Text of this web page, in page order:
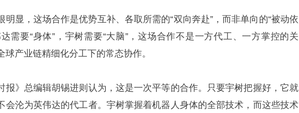
明显，这场合作是优势互补、各取所需的“双向奔赴”，而非单向的“被动依
达需要“身体”，宇树需要“大脑”，这场合作不是一方代工、一方掌控的关
球产业链精细化分工下的常态协作。
报》总编辑胡锡进则认为，这是一次平等的合作。只要宇树把握好，它就
会沦为英伟达的代工者。宇树掌握着机器人身体的全部技术，而这些技术